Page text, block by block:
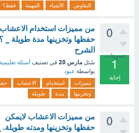
التفاوض
الأشياء المهمة فقط؟
0
تصويتات
1
إجابة
من مميزات استخدام الاعشاب
حفظها وتخزينها مدة طويلة _
الشرح
سُئل مارس 20 في تصنيف أسئلة تعليمية
بواسطة عبود
مميزات استخدام الاعشاب
وتخزينها
مدة طويلة
0
من مميزات الاعشاب لايمكن
حفظها وتخزينها ومدته